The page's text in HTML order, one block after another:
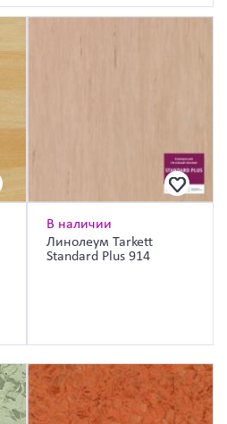
В наличии
Линолеум Tarkett
Standard Plus 914